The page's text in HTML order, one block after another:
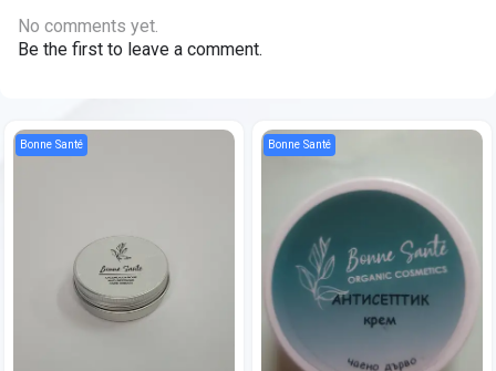
No comments yet.
Be the first to leave a comment.
Bonne Santé Bonne Santé